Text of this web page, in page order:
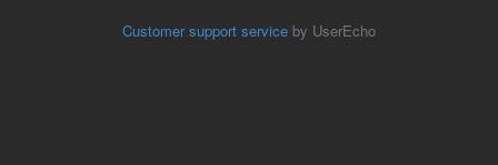
Customer support service by UserEcho